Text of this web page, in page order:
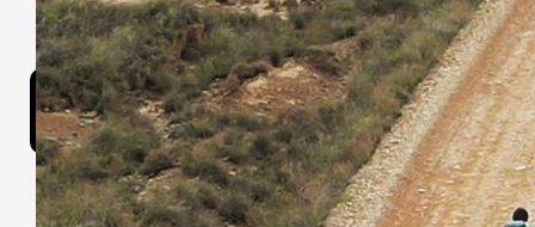
Les autres
Cotton Queen